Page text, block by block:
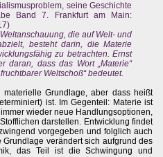
seine Geschichte
Band 7. Frankfurt am Main:
die auf Welt- und
besteht darin, die Materie
zu betrachten. Ernst
daran, dass das Wort „Materie“
Weltschoß“ bedeutet.
Grundlage, aber dass heißt
ist. Im Gegenteil: Materie ist
wieder neue Handlungsoptionen,
darstellen. Entwicklung findet
vorgegeben und folglich auch
verändert sich aufgrund des
das Teil ist die Schwingung und